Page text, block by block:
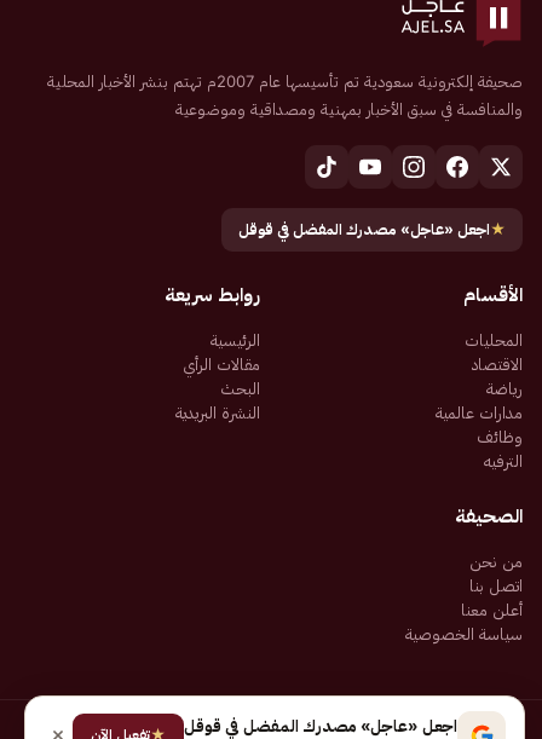
صحيفة إلكترونية سعودية تم تأسيسها عام 2007م تهتم بنشر الأخبار المحلية
والمنافسة في سبق الأخبار بمهنية ومصداقية وموضوعية
★اجعل «عاجل» مصدرك المفضل في قوقل
الأقسام
المحليات
الاقتصاد
رياضة
مدارات عالمية
وظائف
الترفيه
روابط سريعة
الرئيسية
مقالات الرأي
البحث
النشرة البريدية
الصحيفة
من نحن
اتصل بنا
أعلن معنا
سياسة الخصوصية
جميع الحقوق محفوظة لـ شركة إيجاز للنشر الإلكتروني المالكة لصحيفة عاجل
اجعل «عاجل» مصدرك المفضل في قوقل ★تفعيل الآن